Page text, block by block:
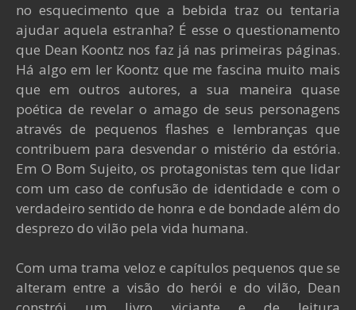
no esquecimento que a bebida traz ou tentaria
ajudar aquela estranha? É esse o questionamento
que Dean Koontz nos faz já nas primeiras páginas.
Há algo em ler Koontz que me fascina muito mais
que em outros autores, a sua maneira quase
poética de revelar o amago de seus personagens
através de pequenos flashes e lembranças que
contribuem para desvendar o mistério da estória.
Em O Bom Sujeito, os protagonistas tem que lidar
com um caso de confusão de identidade e com o
verdadeiro sentido de honra e de bondade além do
desprezo do vilão pela vida humana.
Com uma trama veloz e capítulos pequenos que se
alteram entre a visão do herói e do vilão, Dean